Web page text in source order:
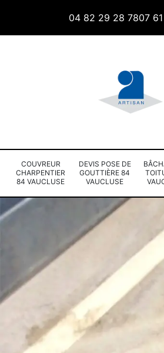
04 82 29 28 7807
COUVREUR
CHARPENTIER
84 VAUCLUSE
DEVIS POSE DE
GOUTTIÈRE 84
VAUCLUSE